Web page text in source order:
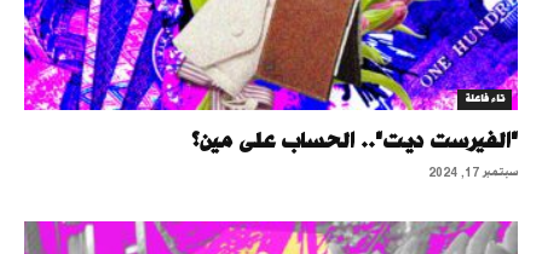
تاء فاعلة
"الفيرست ديت".. الحساب على مين؟
سبتمبر 17, 2024